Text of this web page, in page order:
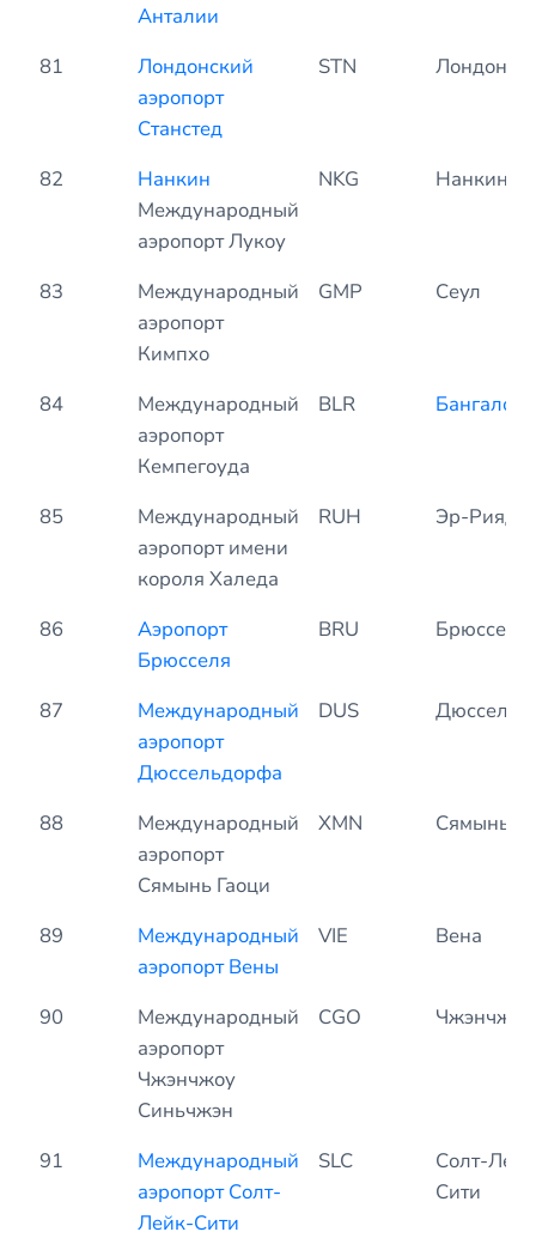
Анталии
81
Лондонский
аэропорт
Станстед
STN Лондон
82
Нанкин
Международный
аэропорт Лукоу
NKG Нанкин
83
Международный
аэропорт
Кимпхо
GMP Сеул
84
Международный
аэропорт
Кемпегоуда
BLR Бангалор
85
Международный
аэропорт имени
короля Халеда
RUH Эр-Рияд
86
Аэропорт
Брюсселя
BRU Брюссель
87
Международный
аэропорт
Дюссельдорфа
DUS
88
Международный
аэропорт
Сямынь Гаоци
XMN Сямынь
89
Международный
аэропорт Вены
VIE Вена
90
Международный
аэропорт
Чжэнчжоу
Синьчжэн
CGO Чжэнчжоу
91
Международный
аэропорт Солт-
Лейк-Сити
SLC
Солт-
Сити